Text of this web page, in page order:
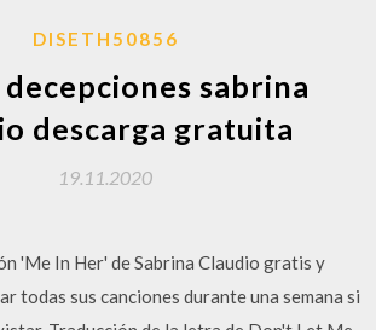
DISETH50856
decepciones sabrina
descarga gratuita
19.11.2020
'Me In Her' de Sabrina Claudio gratis y
todas sus canciones durante una semana si